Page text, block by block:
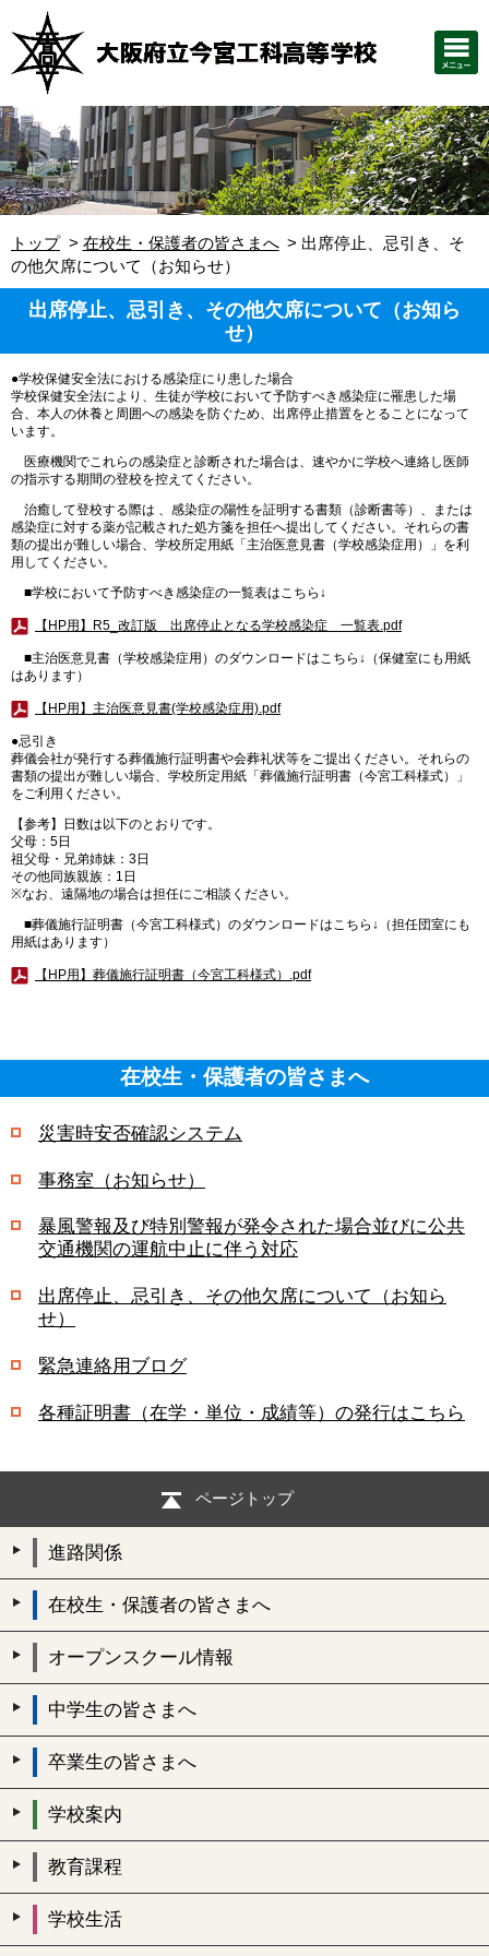
トップ 在校生・保護者の皆さまへ
出席停止、忌引き、そ
の他欠席について（お知らせ）
出席停止、忌引き、その他欠席について（お知ら
せ）
●学校保健安全法における感染症にり患した場合
学校保健安全法により、生徒が学校において予防すべき感染症に罹患した場
合、本人の休養と周囲への感染を防ぐため、出席停止措置をとることになって
います。
医療機関でこれらの感染症と診断された場合は、速やかに学校へ連絡し医師
の指示する期間の登校を控えてください。
治癒して登校する際は 、感染症の陽性を証明する書類（診断書等）、または
感染症に対する薬が記載された処方箋を担任へ提出してください。それらの書
類の提出が難しい場合、学校所定用紙「主治医意見書（学校感染症用）」を利
用してください。
■学校において予防すべき感染症の一覧表はこちら↓
【HP用】R5_改訂版 出席停止となる学校感染症 一覧表.pdf
■主治医意見書（学校感染症用）のダウンロードはこちら↓（保健室にも用紙
はあります）
【HP用】主治医意見書(学校感染症用).pdf
●忌引き
葬儀会社が発行する葬儀施行証明書や会葬礼状等をご提出ください。それらの
書類の提出が難しい場合、学校所定用紙「葬儀施行証明書（今宮工科様式）」
をご利用ください。
【参考】日数は以下のとおりです。
父母：5日
祖父母・兄弟姉妹：3日
その他同族親族：1日
※なお、遠隔地の場合は担任にご相談ください。
■葬儀施行証明書（今宮工科様式）のダウンロードはこちら↓（担任団室にも
用紙はあります）
【HP用】葬儀施行証明書（今宮工科様式）.pdf
在校生・保護者の皆さまへ
災害時安否確認システム
事務室（お知らせ）
暴風警報及び特別警報が発令された場合並びに公共
交通機関の運航中止に伴う対応
出席停止、忌引き、その他欠席について（お知ら
せ）
緊急連絡用ブログ
各種証明書（在学・単位・成績等）の発行はこちら
ページトップ
進路関係
在校生・保護者の皆さまへ
オープンスクール情報
中学生の皆さまへ
卒業生の皆さまへ
学校案内
教育課程
学校生活